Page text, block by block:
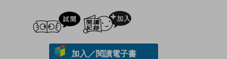
試閲
加入／閱讀電子書